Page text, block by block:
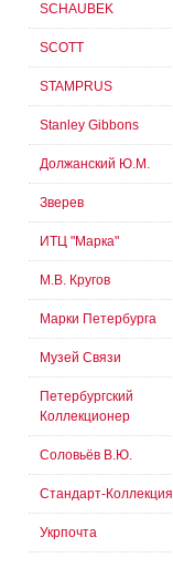
SCHAUBEK
SCOTT
STAMPRUS
Stanley Gibbons
Должанский Ю.М.
Зверев
ИТЦ "Марка"
М.В. Кругов
Марки Петербурга
Музей Связи
Петербургский
Коллекционер
Соловьёв В.Ю.
Стандарт-Коллекция
Укрпочта